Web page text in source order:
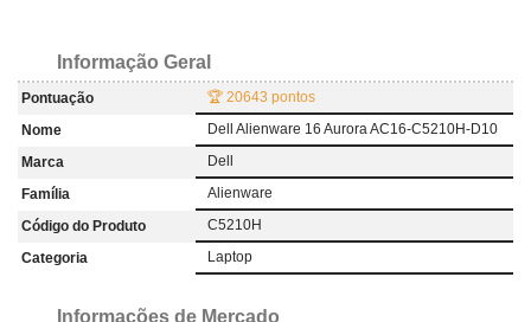
Informação Geral
Pontuação
🏆 20643 pontos
Nome
Dell Alienware 16 Aurora AC16-C5210H-D10
Marca
Dell
Família
Alienware
Código do Produto
C5210H
Categoria
Laptop
Informações de Mercado